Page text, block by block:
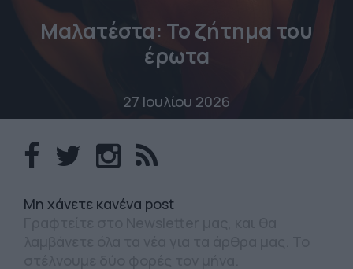
Μαλατέστα: Το ζήτημα του
έρωτα
27 Ιουλίου 2026
Mη χάνετε κανένα post